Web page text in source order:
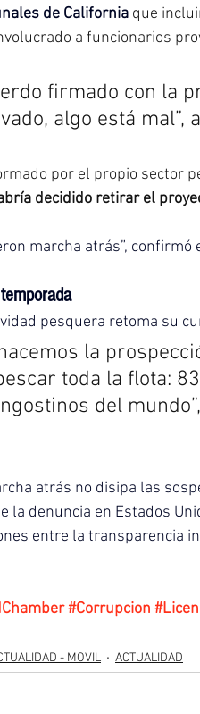
de California que
a funcionarios
firmado con la
algo está mal”,
por el propio sector
decidido retirar el
marcha atrás”,
pesquera retoma su
la
toda la flota:
del
atrás no disipa las
la denuncia en Estados
entre la transparencia
#Corrupcion
- MOVIL ACTUALIDAD